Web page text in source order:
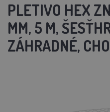
PLETIVO HEX
MM, 5 M,
ZÁHRADNÉ,